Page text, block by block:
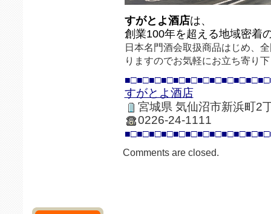
すがとよ酒店は、
創業100年を超える地域密着
日本名門酒会取扱商品はじめ、
りますのでお気軽にお立ち寄り
すがとよ酒店
宮城県 気仙沼市新浜町2
0226-24-1111
Comments are closed.